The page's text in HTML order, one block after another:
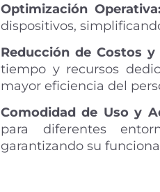
Optimización Operativa:
dispositivos,
Reducción de Costos
tiempo y recursos
mayor eficiencia del
Comodidad de Uso y
para diferentes
garantizando su